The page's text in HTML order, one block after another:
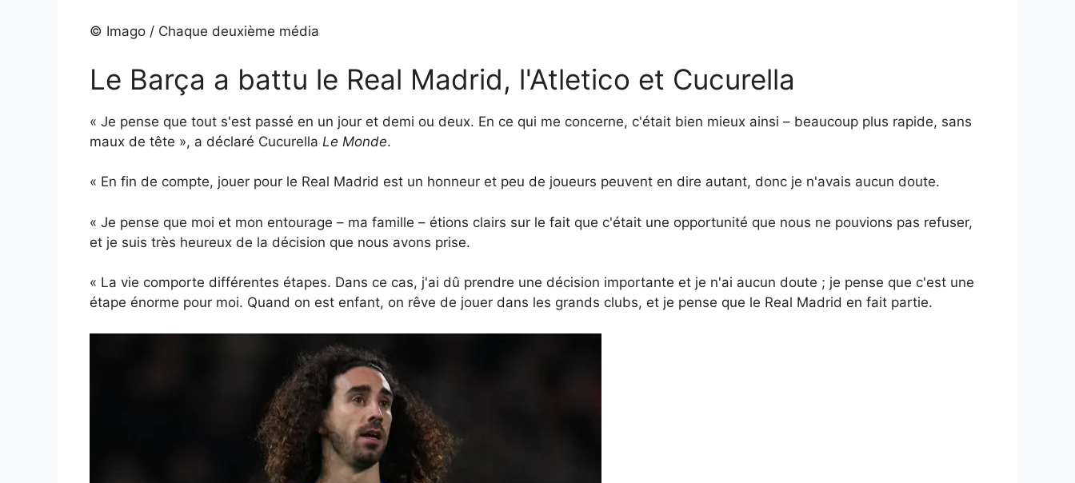
© Imago / Chaque deuxième média
Le Barça a battu le Real Madrid, l'Atletico et Cucurella
« Je pense que tout s'est passé en un jour et demi ou deux. En ce qui me concerne, c'était bien mieux ainsi – beaucoup plus rapide, sans
maux de tête », a déclaré Cucurella Le Monde.
« En fin de compte, jouer pour le Real Madrid est un honneur et peu de joueurs peuvent en dire autant, donc je n'avais aucun doute.
« Je pense que moi et mon entourage – ma famille – étions clairs sur le fait que c'était une opportunité que nous ne pouvions pas refuser,
et je suis très heureux de la décision que nous avons prise.
« La vie comporte différentes étapes. Dans ce cas, j'ai dû prendre une décision importante et je n'ai aucun doute ; je pense que c'est une
étape énorme pour moi. Quand on est enfant, on rêve de jouer dans les grands clubs, et je pense que le Real Madrid en fait partie.